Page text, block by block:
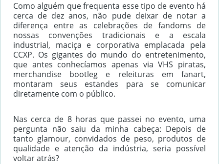
Como alguém que frequenta esse tipo de evento há
cerca de dez anos, não pude deixar de notar a
diferença entre as celebrações de fandoms de
nossas convenções tradicionais e a escala
industrial, maciça e corporativa emplacada pela
CCXP. Os gigantes do mundo do entretenimento,
que antes conhecíamos apenas via VHS piratas,
merchandise bootleg e releituras em fanart,
montaram seus estandes para se comunicar
diretamente com o público.
Nas cerca de 8 horas que passei no evento, uma
pergunta não saiu da minha cabeça: Depois de
tanto glamour, convidados de peso, produtos de
qualidade e atenção da indústria, seria possível
voltar atrás?